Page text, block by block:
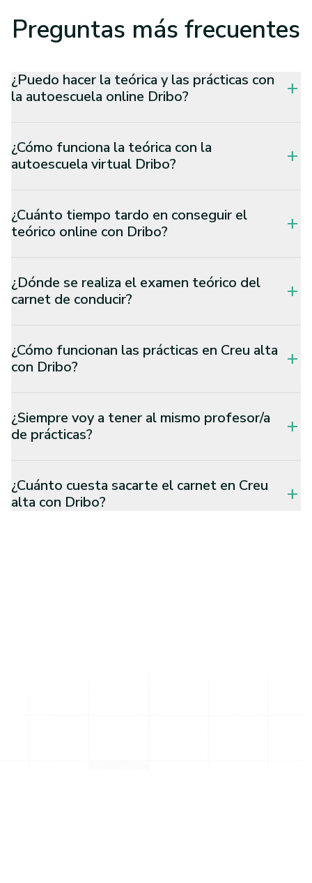
Preguntas más frecuentes
¿Puedo hacer la teórica y las prácticas con
la autoescuela online Dribo?
add
¿Cómo funciona la teórica con la
autoescuela virtual Dribo?
add
¿Cuánto tiempo tardo en conseguir el
teórico online con Dribo?
add
¿Dónde se realiza el examen teórico del
carnet de conducir?
add
¿Cómo funcionan las prácticas en Creu alta
con Dribo?
add
¿Siempre voy a tener al mismo profesor/a
de prácticas?
add
¿Cuánto cuesta sacarte el carnet en Creu
alta con Dribo?
add